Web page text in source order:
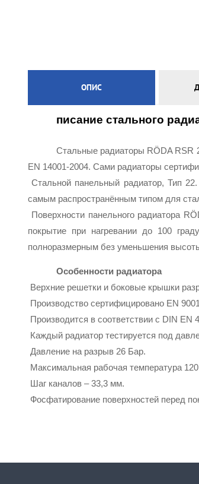
ОПИС
писание стального
Стальные радиаторы RÖDA RSR
EN 14001-2004. Сами радиаторы
Стальной панельный радиатор, Тип
самым распространённым типом для
Поверхности панельного радиатора
покрытие при нагревании до 100
полноразмерным без уменьшения
Особенности радиатора
Верхние решетки и боковые крышки
Производство сертифицировано EN
Производится в соответствии с DIN EN
Каждый радиатор тестируется под
Давление на разрыв 26 Бар.
Максимальная рабочая температура
Шаг каналов – 33,3 мм.
Фосфатирование поверхностей перед